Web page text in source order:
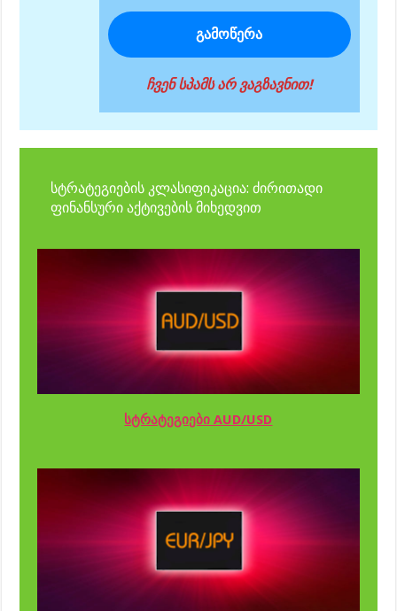
ჩვენ სპამს არ ვაგზავნით!
სტრატეგიების კლასიფიკაცია: ძირითადი
ფინანსური აქტივების მიხედვით
სტრატეგიები AUD/USD